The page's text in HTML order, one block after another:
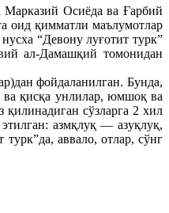
Осиёда ва Ғарбий
оид қимматли маълумотлар
“Девону луғотит турк”
ал-Дамашқий томонидан
фойдаланилган. Бунда,
ва қисқа унлилар, юмшоқ ва
сўзларга 2 хил
азмқлуқ — азуқлуқ,
аввало, отлар, сўнг